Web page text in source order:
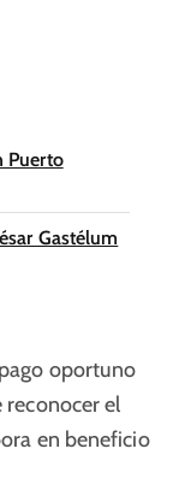
Puerto
Gastélum
oportuno
reconocer el
en beneficio